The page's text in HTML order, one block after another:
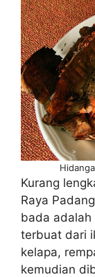
Kurang
Raya
bada adalah
terbuat dari
kelapa,
kemudian